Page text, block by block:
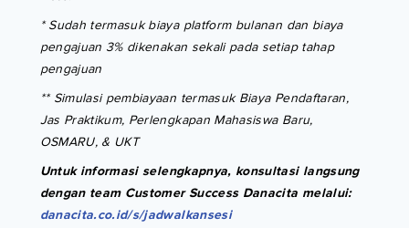
* Sudah termasuk biaya platform bulanan dan biaya
pengajuan 3% dikenakan sekali pada setiap tahap
pengajuan
** Simulasi pembiayaan termasuk Biaya Pendaftaran,
Jas Praktikum, Perlengkapan Mahasiswa Baru,
OSMARU, & UKT
Untuk informasi selengkapnya, konsultasi langsung
dengan team Customer Success Danacita melalui:
danacita.co.id/s/jadwalkansesi